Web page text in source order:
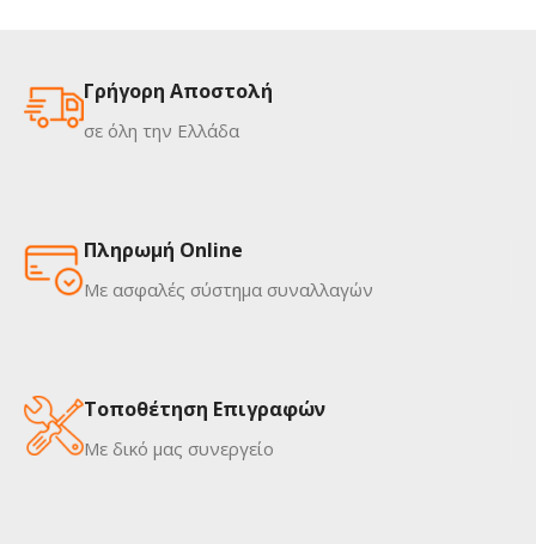
Γρήγορη Αποστολή
σε όλη την Ελλάδα
Πληρωμή Online
Με ασφαλές σύστημα συναλλαγών
Τοποθέτηση Επιγραφών
Με δικό μας συνεργείο